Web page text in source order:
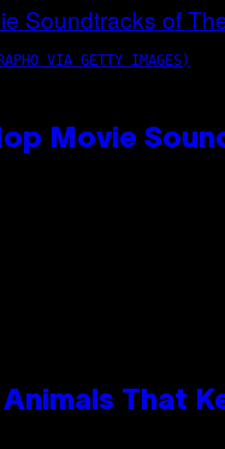
VIA GETTY IMAGES)
Movie
Animals That